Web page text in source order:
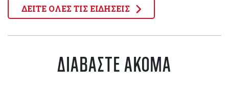
ΔΕΙΤΕ ΟΛΕΣ ΤΙΣ ΕΙΔΗΣΕΙΣ
ΔΙΑΒΑΣΤΕ ΑΚΟΜΑ